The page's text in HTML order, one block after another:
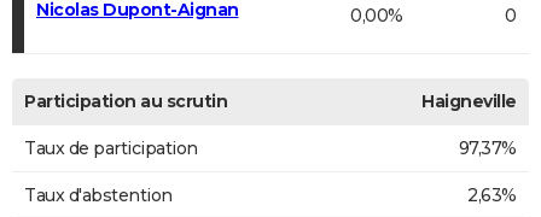
Nicolas Dupont-Aignan 0,00% 0
Participation au scrutin Haigneville
Taux de participation 97,37%
Taux d'abstention 2,63%